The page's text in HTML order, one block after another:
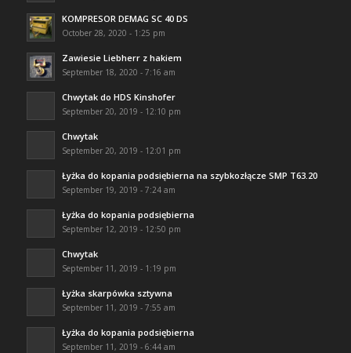
KOMPRESOR DEMAG SC 40 DS
October 28, 2020 - 1:25 pm
Zawiesie Liebherr z hakiem
September 18, 2020 - 7:16 am
Chwytak do HDS Kinshofer
September 20, 2019 - 12:10 pm
Chwytak
September 20, 2019 - 12:01 pm
Łyżka do kopania podsiębierna na szybkozłącze SMP T63.20
September 19, 2019 - 7:24 am
Łyżka do kopania podsiębierna
September 12, 2019 - 12:50 pm
Chwytak
September 11, 2019 - 1:19 pm
Łyżka skarpówka sztywna
September 11, 2019 - 7:55 am
Łyżka do kopania podsiębierna
September 11, 2019 - 6:44 am